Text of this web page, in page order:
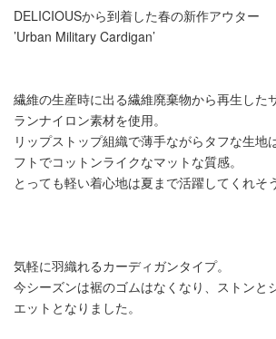
DELICIOUSから到着した春の新作アウター
’Urban Military Cardigan’
繊維の生産時に出る繊維廃棄物から再生した
ランナイロン素材を使用。
リップストップ組織で薄手ながらタフな生地
フトでコットンライクなマットな質感。
とっても軽い着心地は夏まで活躍してくれそ
気軽に羽織れるカーディガンタイプ。
今シーズンは裾のゴムはなくなり、ストンと
エットとなりました。